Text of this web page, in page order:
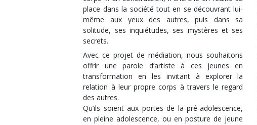
place dans la société tout en se découvrant lui-
même aux yeux des autres, puis dans sa
solitude, ses inquiétudes, ses mystères et ses
secrets.
Avec ce projet de médiation, nous souhaitons
offrir une parole d’artiste à ces jeunes en
transformation en les invitant à explorer la
relation à leur propre corps à travers le regard
des autres.
Qu’ils soient aux portes de la pré-adolescence,
en pleine adolescence, ou en posture de jeune